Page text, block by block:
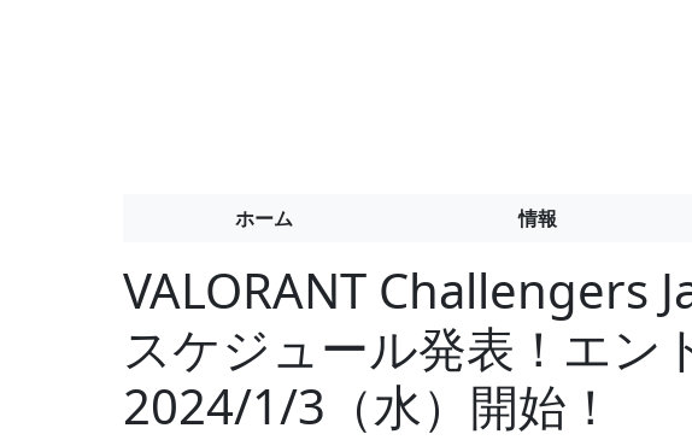
ホーム 情報
VALORANT Challengers
スケジュール発表！エン
2024/1/3（水）開始！